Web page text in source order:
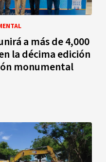
a más de 4,000
la décima edición
monumental